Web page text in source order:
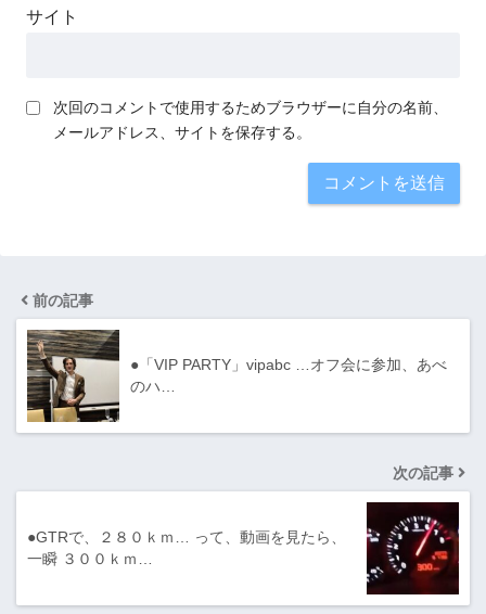
サイト
次回のコメントで使用するためブラウザーに自分の名前、
メールアドレス、サイトを保存する。
前の記事
●「VIP PARTY」vipabc …オフ会に参加、あべ
のハ…
次の記事
●GTRで、２８０ｋｍ… って、動画を見たら、
一瞬 ３００ｋｍ…